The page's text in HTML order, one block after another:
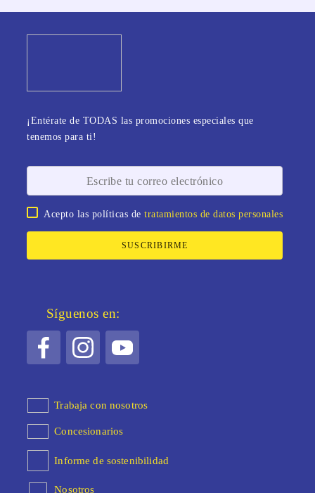
¡Entérate de TODAS las promociones especiales que
tenemos para ti!
Acepto las políticas detratamientos de datos personales
SUSCRIBIRME
Síguenos en:
Trabaja con nosotros
Concesionarios
Informe de sostenibilidad
Nosotros